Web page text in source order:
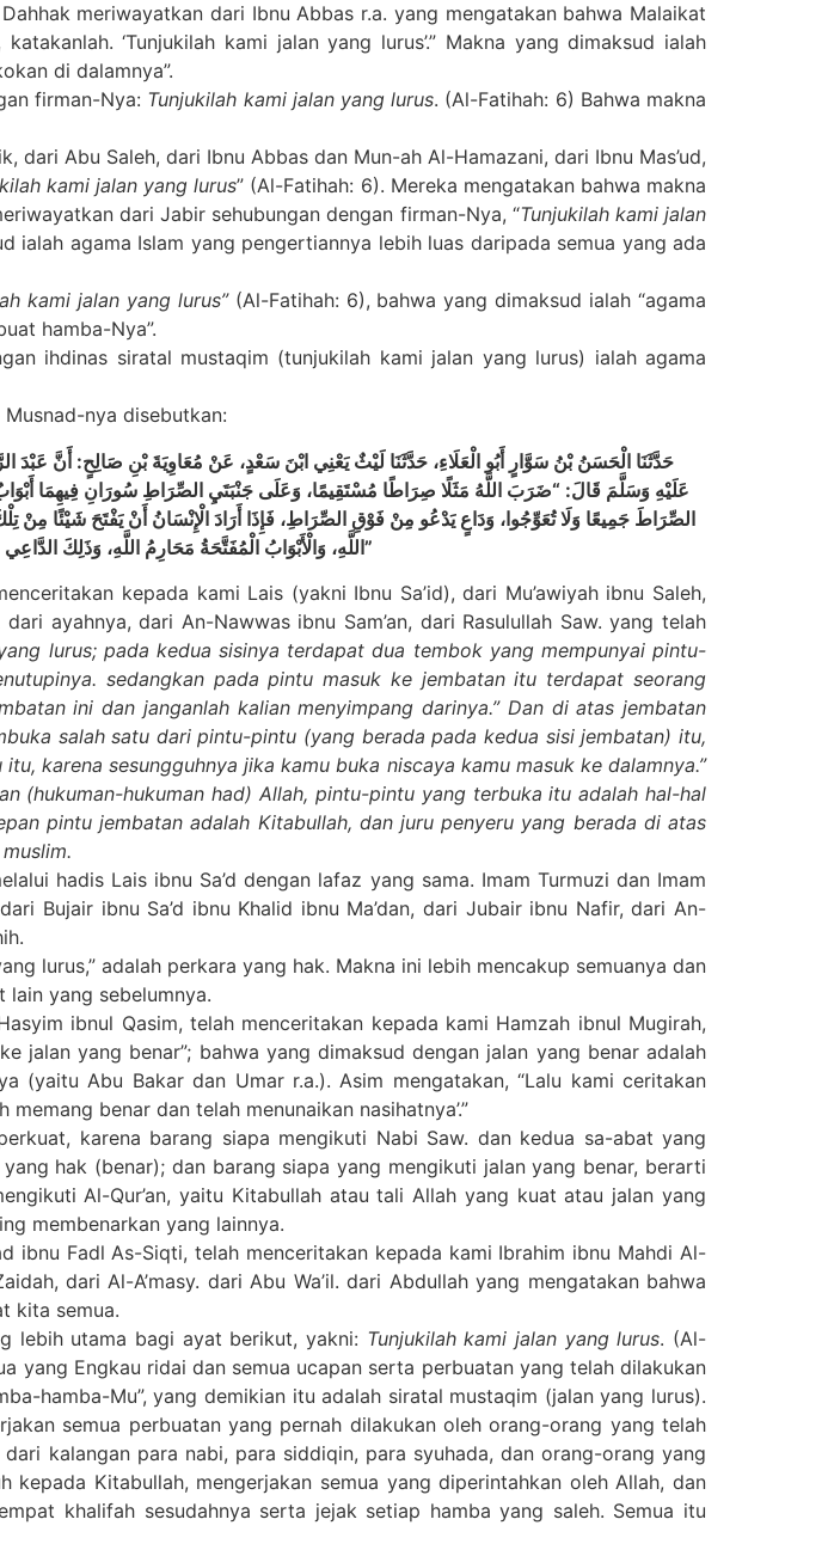
meriwayatkan dari Ibnu Abbas r.a. yang mengatakan bahwa Malaikat
‘Tunjukilah kami jalan yang lurus’.” Makna yang dimaksud ialah
di dalamnya”.
firman-Nya: Tunjukilah kami jalan yang lurus. (Al-Fatihah: 6) Bahwa makna
Abu Saleh, dari Ibnu Abbas dan Mun-ah Al-Hamazani, dari Ibnu Mas’ud,
kami jalan yang lurus” (Al-Fatihah: 6). Mereka mengatakan bahwa makna
dari Jabir sehubungan dengan firman-Nya, “Tunjukilah kami jalan
ialah agama Islam yang pengertiannya lebih luas daripada semua yang ada
kami jalan yang lurus”(Al-Fatihah: 6), bahwa yang dimaksud ialah “agama
hamba-Nya”.
ihdinas siratal mustaqim (tunjukilah kami jalan yang lurus) ialah agama
nya disebutkan:
حَدَّثَنَا الْحَسَنُ بْنُ سَوَّارٍ أَبُو الْعَلَاءِ، حَدَّثَنَا لَيْثٌ يَعْنِي ابْنَ سَعْدٍ، عَنْ مُعَاوِيَةَ بْنِ صَالِحٍ: أَنَّ
عَلَيْهِ وَسَلَّمَ قَالَ: “ضَرَبَ اللَّهُ مَثَلًا صِرَاطًا مُسْتَقِيمًا، وَعَلَى جَنْبَتَيِ الصِّرَاطِ سُورَانِ فِيهِمَا
الصِّرَاطَ جَمِيعًا وَلَا تُعَوِّجُوا، وَدَاعٍ يَدْعُو مِنْ فَوْقِ الصِّرَاطِ، فَإِذَا أَرَادَ الْإِنْسَانُ أَنْ يَفْتَحَ شَيْئًا مِنْ
اللَّهِ، وَالْأَبْوَابُ الْمُفَتَّحَةُ مَحَارِمُ اللَّهِ، وَذَلِكَ الدَّاعِي عَلَى رَأْسِ الصِّرَاطِ كِتَابُ اللَّهِ، وَالدَّاعِي مِنْ فَوْقِ الصِّرَاطِ وَاعِظُ اللَّهِ فِي قَلْبِ كُلِّ مُسْلِمٍ”
kepada kami Lais (yakni Ibnu Sa’id), dari Mu’awiyah ibnu Saleh,
ayahnya, dari An-Nawwas ibnu Sam’an, dari Rasulullah Saw. yang telah
lurus; pada kedua sisinya terdapat dua tembok yang mempunyai pintu-
sedangkan pada pintu masuk ke jembatan itu terdapat seorang
ini dan janganlah kalian menyimpang darinya.” Dan di atas jembatan
salah satu dari pintu-pintu (yang berada pada kedua sisi jembatan) itu,
karena sesungguhnya jika kamu buka niscaya kamu masuk ke dalamnya.”
(hukuman-hukuman had) Allah, pintu-pintu yang terbuka itu adalah hal-hal
pintu jembatan adalah Kitabullah, dan juru penyeru yang berada di atas
hadis Lais ibnu Sa’d dengan lafaz yang sama. Imam Turmuzi dan Imam
Bujair ibnu Sa’d ibnu Khalid ibnu Ma’dan, dari Jubair ibnu Nafir, dari An-
lurus,” adalah perkara yang hak. Makna ini lebih mencakup semuanya dan
yang sebelumnya.
ibnul Qasim, telah menceritakan kepada kami Hamzah ibnul Mugirah,
jalan yang benar”; bahwa yang dimaksud dengan jalan yang benar adalah
(yaitu Abu Bakar dan Umar r.a.). Asim mengatakan, “Lalu kami ceritakan
benar dan telah menunaikan nasihatnya’.”
karena barang siapa mengikuti Nabi Saw. dan kedua sa-abat yang
hak (benar); dan barang siapa yang mengikuti jalan yang benar, berarti
Al-Qur’an, yaitu Kitabullah atau tali Allah yang kuat atau jalan yang
membenarkan yang lainnya.
ibnu Fadl As-Siqti, telah menceritakan kepada kami Ibrahim ibnu Mahdi Al-
dari Al-A’masy. dari Abu Wa’il. dari Abdullah yang mengatakan bahwa
kita semua.
lebih utama bagi ayat berikut, yakni: Tunjukilah kami jalan yang lurus. (Al-
yang Engkau ridai dan semua ucapan serta perbuatan yang telah dilakukan
hamba-Mu”, yang demikian itu adalah siratal mustaqim (jalan yang lurus).
semua perbuatan yang pernah dilakukan oleh orang-orang yang telah
kalangan para nabi, para siddiqin, para syuhada, dan orang-orang yang
Kitabullah, mengerjakan semua yang diperintahkan oleh Allah, dan
khalifah sesudahnya serta jejak setiap hamba yang saleh. Semua itu